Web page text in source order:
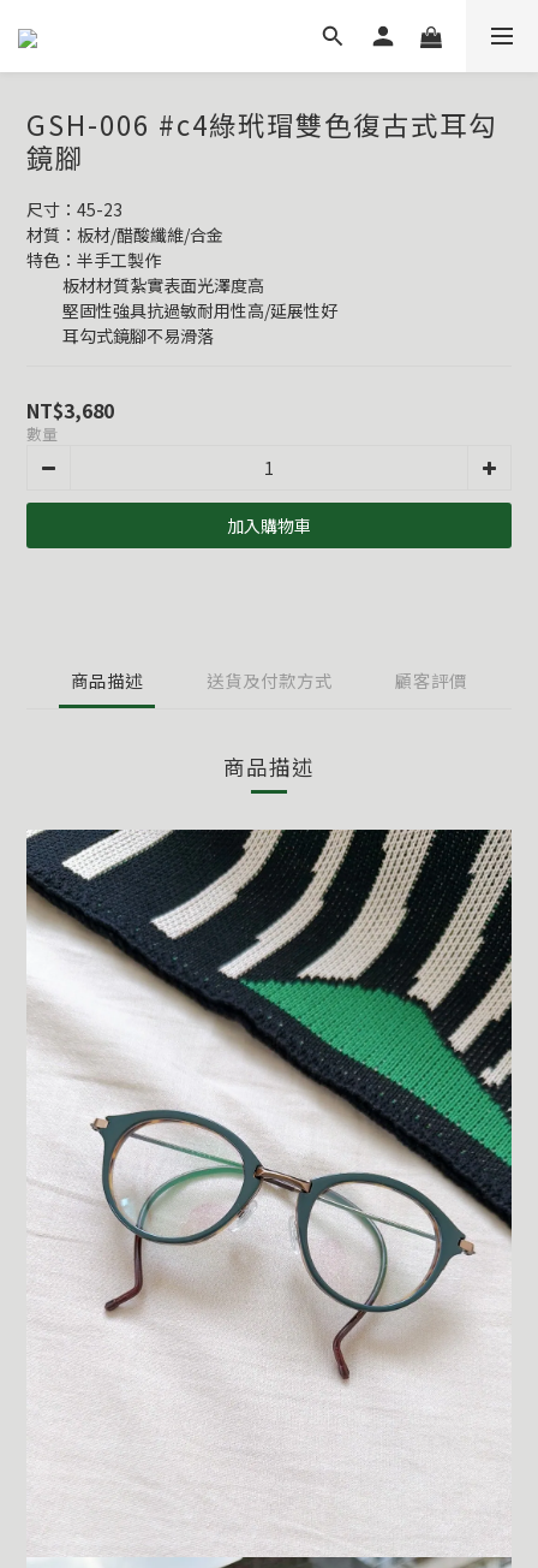
GSH-006 #c4綠玳瑁雙色復古式耳勾
鏡腳
尺寸：45-23
材質：板材/醋酸纖維/合金
特色：半手工製作
          板材材質紮實表面光澤度高
          堅固性強具抗過敏耐用性高/延展性好
          耳勾式鏡腳不易滑落
NT$3,680
數量
加入購物車
商品描述 送貨及付款方式 顧客評價
商品描述